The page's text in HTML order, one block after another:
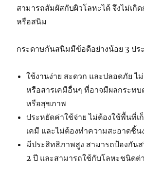
สามารถสัมผัสกับผิวโลหะได้ จึงไม่เกิ
หรือสนิม
กระดาษกันสนิมมีข้อดีอย่างน้อย 3 ปร
ใช้งานง่าย สะดวก และปลอดภัย ไ
หรือสารเคมีอื่นๆ ที่อาจมีผลกระท
หรือสุขภาพ
ประหยัดค่าใช้จ่าย ไม่ต้องใช้พื้นที่เ
เคมี และไม่ต้องทำความสะอาดชิ้
มีประสิทธิภาพสูง สามารถป้องกัน
2 ปี และสามารถใช้กับโลหะชนิดต่